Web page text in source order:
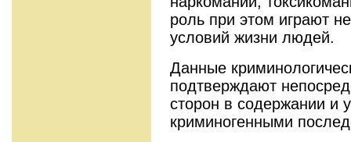
роль при этом играют
условий жизни людей.
Данные
подтверждают
сторон в содержании и
криминогенными